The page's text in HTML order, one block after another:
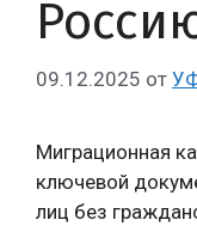
09.12.2025 от
Миграционная
ключевой
лиц без